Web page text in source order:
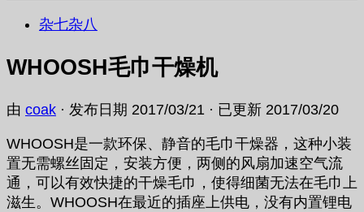
杂七杂八
WHOOSH毛巾干燥机
由 coak · 发布日期 2017/03/21 · 已更新 2017/03/20
WHOOSH是一款环保、静音的毛巾干燥器，这种小装
置无需螺丝固定，安装方便，两侧的风扇加速空气流
通，可以有效快捷的干燥毛巾，使得细菌无法在毛巾上
滋生。WHOOSH在最近的插座上供电，没有内置锂电